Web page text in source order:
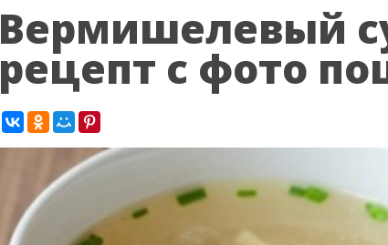
Вермишелевый
рецепт с фото